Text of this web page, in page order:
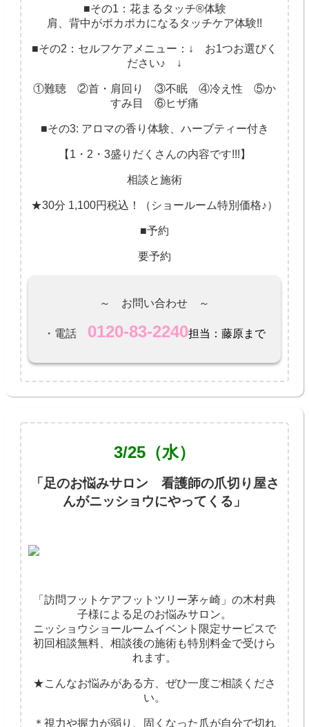
■その1：花まるタッチ®体験
肩、背中がポカポカになるタッチケア体験!!
■その2：セルフケアメニュー：↓ お1つお選びく
ださい♪ ↓
①難聴 ②首・肩回り ③不眠 ④冷え性 ⑤か
すみ目 ⑥ヒザ痛
■その3: アロマの香り体験、ハーブティー付き
【1・2・3盛りだくさんの内容です!!!】
相談と施術
★30分 1,100円税込！（ショールーム特別価格♪）
■予約
要予約
～ お問い合わせ ～
・電話 0120-83-2240担当：藤原まで
3/25 （水）
「足のお悩みサロン 看護師の爪切り屋さ
んがニッショウにやってくる」
「訪問フットケアフットツリー茅ヶ崎」の木村典
子様による足のお悩みサロン。
ニッショウショールームイベント限定サービスで
初回相談無料、相談後の施術も特別料金で受けら
れます。
★こんなお悩みがある方、ぜひ一度ご相談くださ
い。
＊視力や握力が弱り、固くなった爪が自分で切れ